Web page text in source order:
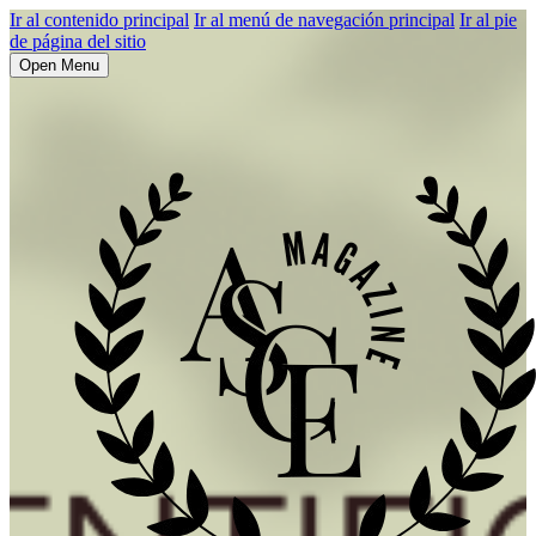
Ir al contenido principal Ir al menú de navegación principal Ir al pie
de página del sitio
Open Menu